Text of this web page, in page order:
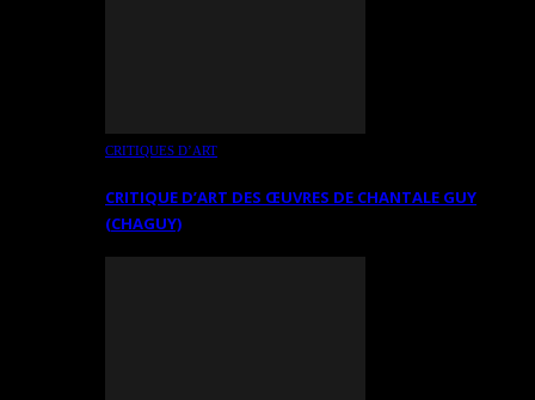
CRITIQUES D’ART
CRITIQUE D’ART DES ŒUVRES DE CHANTALE GUY
(CHAGUY)